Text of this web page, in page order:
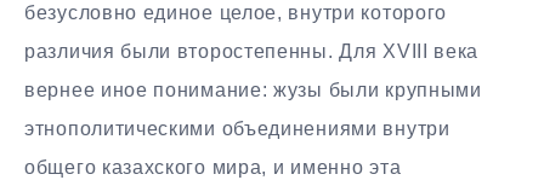
безусловно единое целое, внутри которого
различия были второстепенны. Для XVIII века
вернее иное понимание: жузы были крупными
этнополитическими объединениями внутри
общего казахского мира, и именно эта